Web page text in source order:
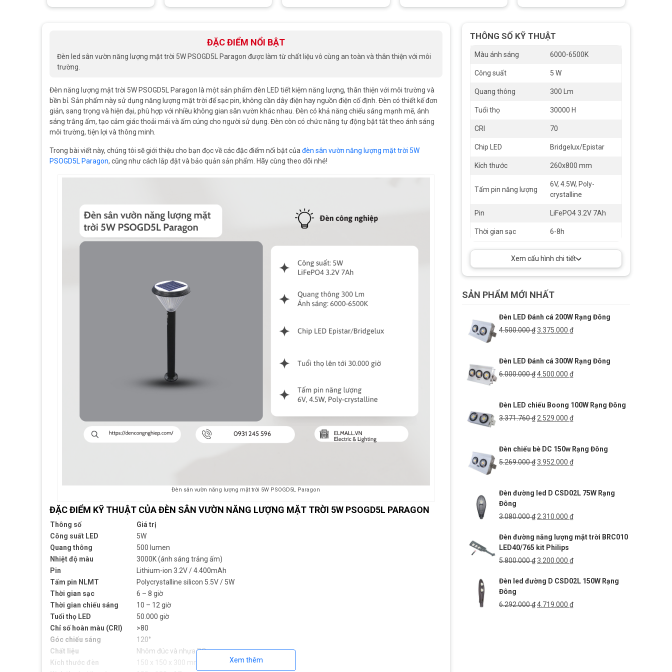
ĐẶC ĐIỂM NỔI BẬT
Đèn led sân vườn năng lượng mặt trời 5W PSOGD5L Paragon được làm từ chất liệu vô cùng an toàn và thân thiện với môi
trường.
Đèn năng lượng mặt trời 5W PSOGD5L Paragon là một sản phẩm đèn LED tiết kiệm năng lượng, thân thiện với môi trường và
bền bỉ. Sản phẩm này sử dụng năng lượng mặt trời để sạc pin, không cần dây điện hay nguồn điện cố định. Đèn có thiết kế đơn
giản, sang trọng và hiện đại, phù hợp với nhiều không gian sân vườn khác nhau. Đèn có khả năng chiếu sáng mạnh mẽ, ánh
sáng trắng ấm, tạo cảm giác thoải mái và ấm cúng cho người sử dụng. Đèn còn có chức năng tự động bật tắt theo ánh sáng
môi trường, tiện lợi và thông minh.
Trong bài viết này, chúng tôi sẽ giới thiệu cho bạn đọc về các đặc điểm nổi bật của đèn sân vườn năng lượng mặt trời 5W
PSOGD5L Paragon, cũng như cách lắp đặt và bảo quản sản phẩm. Hãy cùng theo dõi nhé!
Đèn sân vườn năng lượng mặt trời 5W PSOGD5L Paragon
ĐẶC ĐIỂM KỸ THUẬT CỦA ĐÈN SÂN VƯỜN NĂNG LƯỢNG MẶT TRỜI 5W PSOGD5L PARAGON
Thông số
Giá trị
Công suất LED
5W
Quang thông
500 lumen
Nhiệt độ màu
3000K (ánh sáng trắng ấm)
Pin
Lithium-ion 3.2V / 4.400mAh
Tấm pin NLMT
Polycrystalline silicon 5.5V / 5W
Thời gian sạc
6 – 8 giờ
Thời gian chiếu sáng
10 – 12 giờ
Tuổi thọ LED
50.000 giờ
Chỉ số hoàn màu (CRI)
>80
Góc chiếu sáng
120°
Chất liệu
Nhôm đúc và nhựa PC
Kích thước đèn
150 x 150 x 300 mm
Xem thêm
THÔNG SỐ KỸ THUẬT
Màu ánh sáng 6000-6500K
Công suất 5 W
Quang thông 300 Lm
Tuổi thọ 30000 H
CRI 70
Chip LED Bridgelux/Epistar
Kích thước 260x800 mm
Tấm pin năng lượng
6V, 4.5W, Poly-
crystalline
Pin LiFePO4 3.2V 7Ah
Thời gian sạc 6-8h
Xem cấu hình chi tiết
SẢN PHẨM MỚI NHẤT
Đèn LED Đánh cá 200W Rạng Đông
4.500.000₫Giá
4.500.000 ₫.
3.375.000 ₫Giá
là:
3.375.000 ₫.
Đèn LED Đánh cá 300W Rạng Đông
6.000.000₫Giá
6.000.000 ₫.
4.500.000 ₫Giá
là:
4.500.000 ₫.
Đèn LED chiếu Boong 100W Rạng Đông
3.371.760₫ Giá
3.371.760 ₫.
2.529.000 ₫Giá
là:
2.529.000 ₫.
Đèn chiếu bè DC 150w Rạng Đông
5.269.000₫Giá
5.269.000 ₫.
3.952.000 ₫Giá
là:
Đèn đường led D CSD02L 75W Rạng
Đông
3.080.000₫ Giá
là:
3.080.000 ₫.
2.310.000 ₫Giá
tại
2.310.000 ₫.
Đèn đường năng lượng mặt trời BRC010
LED40/765 kit Philips
5.800.000₫Giá
là:
3.200.000 ₫Giá
tại
3.200.000 ₫.
Đèn led đường D CSD02L 150W Rạng
Đông
6.292.000₫Giá
4.719.000 ₫Giá